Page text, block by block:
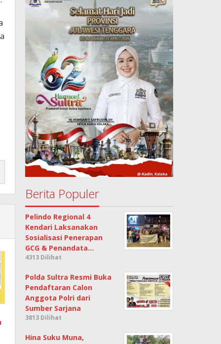
Berita Populer
Pelindo Regional 4
Kendari Laksanakan
Sosialisasi Penerapan
GCG & Penandata…
4313 Dilihat
Polda Sultra Resmi Buka
Pendaftaran Calon
Anggota Polri dari
Sumber Sarjana
3813 Dilihat
Hina Suku Muna,